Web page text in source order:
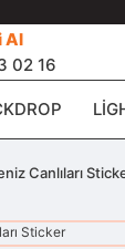
Al
02 16
Canlıları